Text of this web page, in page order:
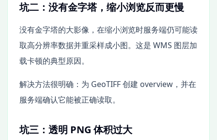
坑二：没有金字塔，缩小浏览反而更慢
没有金字塔的大影像，在缩小浏览时服务端仍可能读
取高分辨率数据并重采样成小图。这是 WMS 图层加
载卡顿的典型原因。
解决方法很明确：为 GeoTIFF 创建 overview，并在
服务端确认它能被正确读取。
坑三：透明 PNG 体积过大